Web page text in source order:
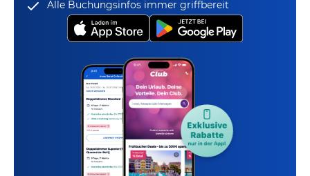
Alle Buchungsinfos immer griffbereit